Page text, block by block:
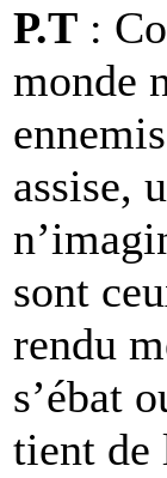
P.T :
monde
assise,
sont
rendu
s’ébat
tient de